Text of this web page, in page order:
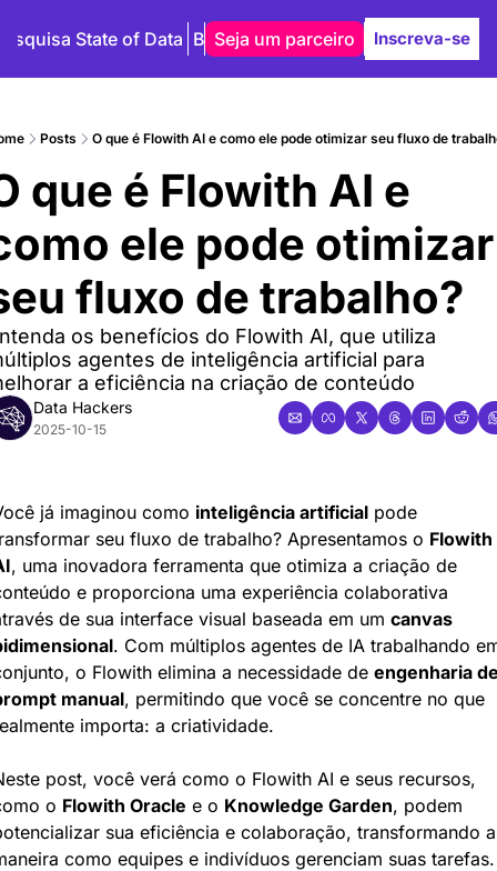
State of Data Blog Autores
Seja um parceiro Inscreva-se
Posts O que é Flowith AI e como ele pode otimizar seu fluxo de
que é Flowith AI e
ele pode otimizar
fluxo de trabalho?
os benefícios do Flowith AI, que utiliza
agentes de inteligência artificial para
a eficiência na criação de conteúdo
Data Hackers
2025-10-15
já imaginou como inteligência artificial pode
seu fluxo de trabalho? Apresentamos o Flowith
, uma inovadora ferramenta que otimiza a criação de
e proporciona uma experiência colaborativa
de sua interface visual baseada em um canvas
. Com múltiplos agentes de IA trabalhando
o Flowith elimina a necessidade de engenharia
manual, permitindo que você se concentre no que
importa: a criatividade.
post, você verá como o Flowith AI e seus recursos,
o Flowith Oracle e o Knowledge Garden, podem
sua eficiência e colaboração, transformando a
como equipes e indivíduos gerenciam suas tarefas.